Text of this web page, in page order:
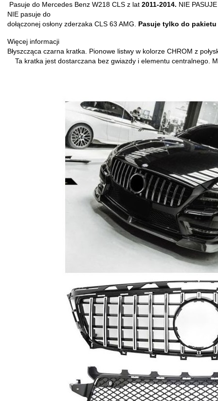
Pasuje do Mercedes Benz W218 CLS z lat 2011-2014. NIE
NIE pasuje do
dołączonej osłony zderzaka CLS 63 AMG. Pasuje tylko do pakietu
Więcej informacji
Błyszcząca czarna kratka. Pionowe listwy w kolorze CHROM z
Ta kratka jest dostarczana bez gwiazdy i elementu centralnego.